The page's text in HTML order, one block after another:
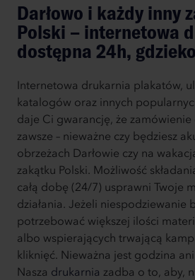
Darłowo i każdy inny
Polski – internetowa
dostępna 24h,
Internetowa drukarnia plakatów,
katalogów oraz innych
daje Ci gwarancję, że
zawsze – nieważne czy będziesz
obrzeżach Darłowie czy na
zakątku Polski. Możliwość
całą dobę (24/7) usprawni Twoje
działania. Jeżeli niespodziewanie
potrzebować większej ilości
albo wspierających trwającą
kliknięć. Nieważna jest godzina
Nasza drukarnia zadba o to, aby,